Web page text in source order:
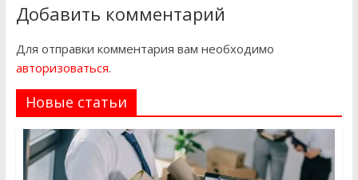
Добавить комментарий
Для отправки комментария вам необходимо
авторизоваться.
Новые статьи